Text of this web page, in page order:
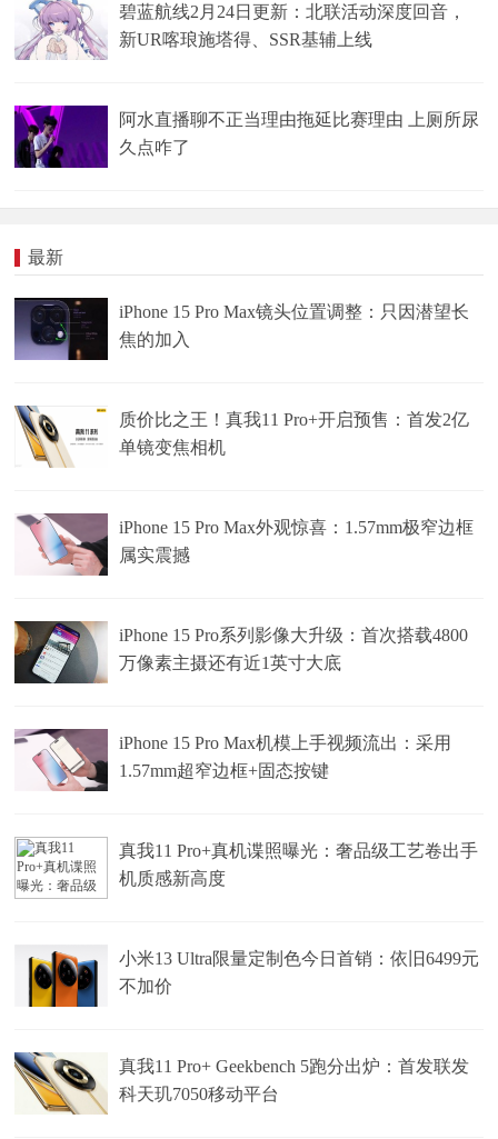
碧蓝航线2月24日更新：北联活动深度回音，
新UR喀琅施塔得、SSR基辅上线
阿水直播聊不正当理由拖延比赛理由 上厕所尿
久点咋了
最新
iPhone 15 Pro Max镜头位置调整：只因潜望长
焦的加入
质价比之王！真我11 Pro+开启预售：首发2亿
单镜变焦相机
iPhone 15 Pro Max外观惊喜：1.57mm极窄边框
属实震撼
iPhone 15 Pro系列影像大升级：首次搭载4800
万像素主摄还有近1英寸大底
iPhone 15 Pro Max机模上手视频流出：采用
1.57mm超窄边框+固态按键
真我11 Pro+真机谍照曝光：奢品级工艺卷出手
机质感新高度
小米13 Ultra限量定制色今日首销：依旧6499元
不加价
真我11 Pro+ Geekbench 5跑分出炉：首发联发
科天玑7050移动平台